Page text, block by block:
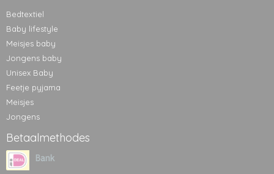
Bedtextiel
Baby lifestyle
Meisjes baby
Jongens baby
Unisex Baby
Feetje pyjama
Meisjes
Jongens
Betaalmethodes